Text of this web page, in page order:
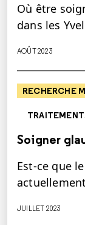
Où être
dans les
AOÛT 2023
RECHERCHE
Soigner
Est-ce que
JUILLET 2023